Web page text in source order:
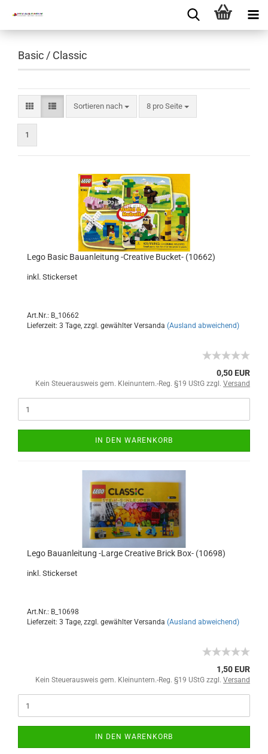
Basic / Classic
Sortieren nach 8 pro Seite
1
Lego Basic Bauanleitung -Creative Bucket- (10662)
inkl. Stickerset
Art.Nr.: B_10662
Lieferzeit: 3 Tage, zzgl. gewählter Versanda (Ausland abweichend)
0,50 EUR
Kein Steuerausweis gem. Kleinuntern.-Reg. §19 UStG zzgl. Versand
IN DEN WARENKORB
Lego Bauanleitung -Large Creative Brick Box- (10698)
inkl. Stickerset
Art.Nr.: B_10698
Lieferzeit: 3 Tage, zzgl. gewählter Versanda (Ausland abweichend)
1,50 EUR
Kein Steuerausweis gem. Kleinuntern.-Reg. §19 UStG zzgl. Versand
IN DEN WARENKORB